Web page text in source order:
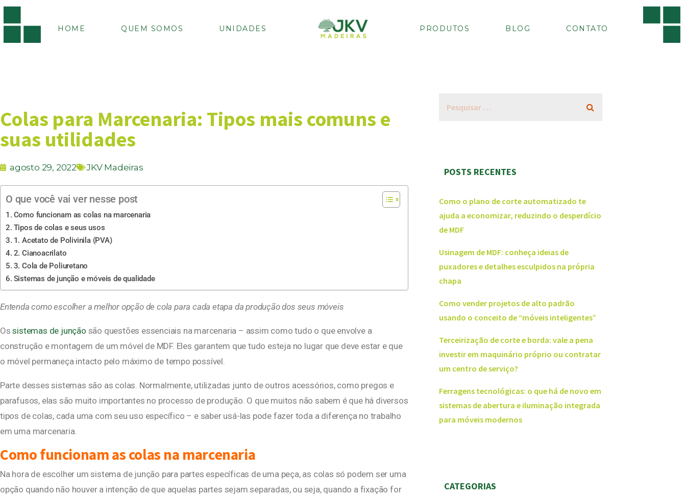
HOME QUEM SOMOS UNIDADES PRODUTOS BLOG CONTATO
Colas para Marcenaria: Tipos mais comuns e
suas utilidades
agosto 29, 2022 JKV Madeiras
O que você vai ver nesse post
Como funcionam as colas na marcenaria
Tipos de colas e seus usos
1. Acetato de Polivinila (PVA)
2. Cianoacrilato
3. Cola de Poliuretano
Sistemas de junção e móveis de qualidade
Entenda como escolher a melhor opção de cola para cada etapa da produção dos seus móveis
Ossistemas de junção são questões essenciais na marcenaria – assim como tudo o que envolve a
construção e montagem de um móvel de MDF. Eles garantem que tudo esteja no lugar que deve estar e que
o móvel permaneça intacto pelo máximo de tempo possível.
Parte desses sistemas são as colas. Normalmente, utilizadas junto de outros acessórios, como pregos e
parafusos, elas são muito importantes no processo de produção. O que muitos não sabem é que há diversos
tipos de colas, cada uma com seu uso específico – e saber usá-las pode fazer toda a diferença no trabalho
em uma marcenaria.
Como funcionam as colas na marcenaria
Na hora de escolher um sistema de junção para partes específicas de uma peça, as colas só podem ser uma
opção quando não houver a intenção de que aquelas partes sejam separadas, ou seja, quando a fixação for
POSTS RECENTES
Como o plano de corte automatizado te
ajuda a economizar, reduzindo o desperdício
de MDF
Usinagem de MDF: conheça ideias de
puxadores e detalhes esculpidos na própria
chapa
Como vender projetos de alto padrão
usando o conceito de “móveis inteligentes”
Terceirização de corte e borda: vale a pena
investir em maquinário próprio ou contratar
um centro de serviço?
Ferragens tecnológicas: o que há de novo em
sistemas de abertura e iluminação integrada
para móveis modernos
CATEGORIAS